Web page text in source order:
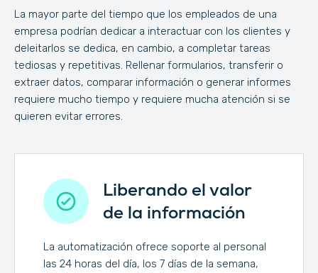
La mayor parte del tiempo que los empleados de una
empresa podrían dedicar a interactuar con los clientes y
deleitarlos se dedica, en cambio, a completar tareas
tediosas y repetitivas. Rellenar formularios, transferir o
extraer datos, comparar información o generar informes
requiere mucho tiempo y requiere mucha atención si se
quieren evitar errores.
Liberando el valor
de la información
La automatización ofrece soporte al personal
las 24 horas del día, los 7 días de la semana,